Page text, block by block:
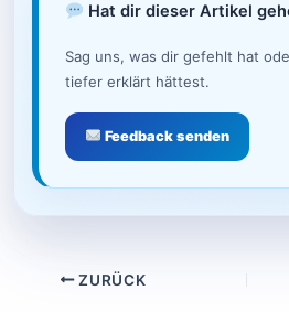
Hat dir dieser Artikel
Sag uns, was dir gefehlt hat
tiefer erklärt hättest.
Feedback senden
ZURÜCK